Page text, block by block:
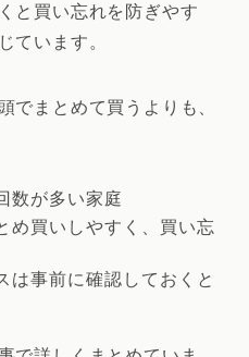
と買い忘れを防ぎやす
ています。
でまとめて買うよりも、
数が多い家庭
め買いしやすく、買い忘
は事前に確認しておくと